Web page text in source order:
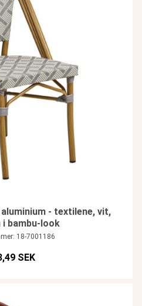
- textilene, vit,
i bambu-look
18-7001186
SEK